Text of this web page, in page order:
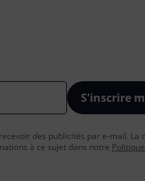
S'inscrire
des publicités par e-mail. La
à ce sujet dans notre